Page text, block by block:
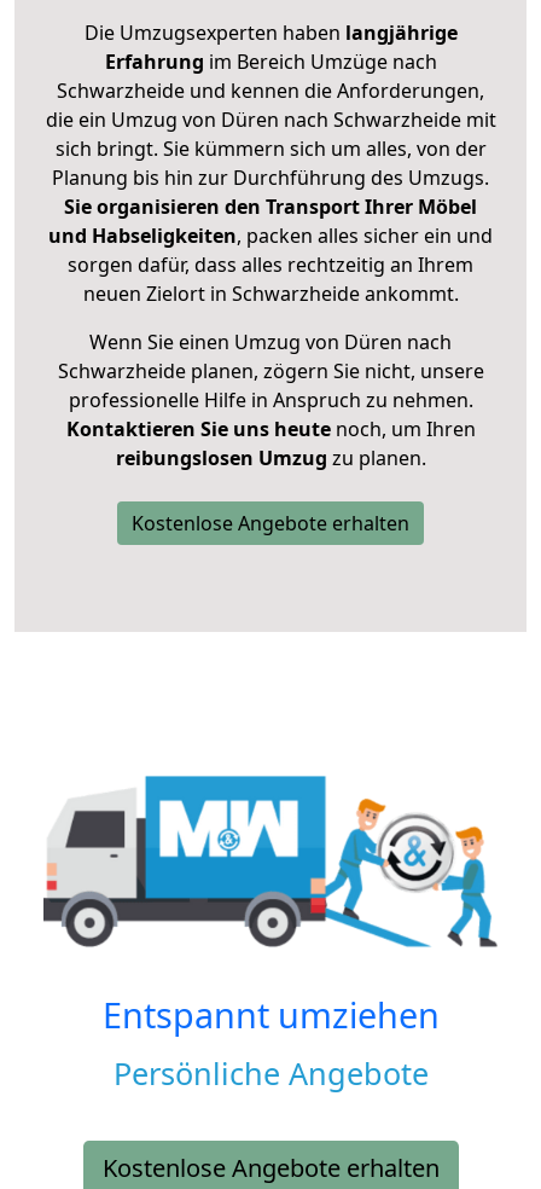
Die Umzugsexperten haben langjährige
Erfahrung im Bereich Umzüge nach
Schwarzheide und kennen die Anforderungen,
die ein Umzug von Düren nach Schwarzheide mit
sich bringt. Sie kümmern sich um alles, von der
Planung bis hin zur Durchführung des Umzugs.
Sie organisieren den Transport Ihrer Möbel
und Habseligkeiten, packen alles sicher ein und
sorgen dafür, dass alles rechtzeitig an Ihrem
neuen Zielort in Schwarzheide ankommt.
Wenn Sie einen Umzug von Düren nach
Schwarzheide planen, zögern Sie nicht, unsere
professionelle Hilfe in Anspruch zu nehmen.
Kontaktieren Sie uns heutenoch, um Ihren
reibungslosen Umzug zu planen.
Kostenlose Angebote erhalten
Entspannt umziehen
Persönliche Angebote
Kostenlose Angebote erhalten